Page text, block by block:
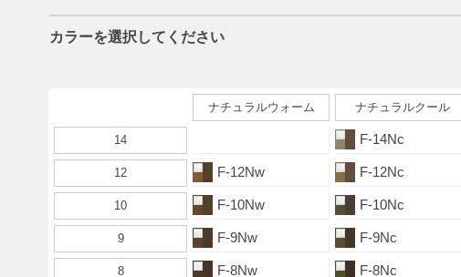
カラーを選択してください
ナチュラルウォーム ナチュラルクール
14 F-14Nc
12 F-12Nw F-12Nc
10 F-10Nw F-10Nc
9 F-9Nw F-9Nc
8 F-8Nw F-8Nc